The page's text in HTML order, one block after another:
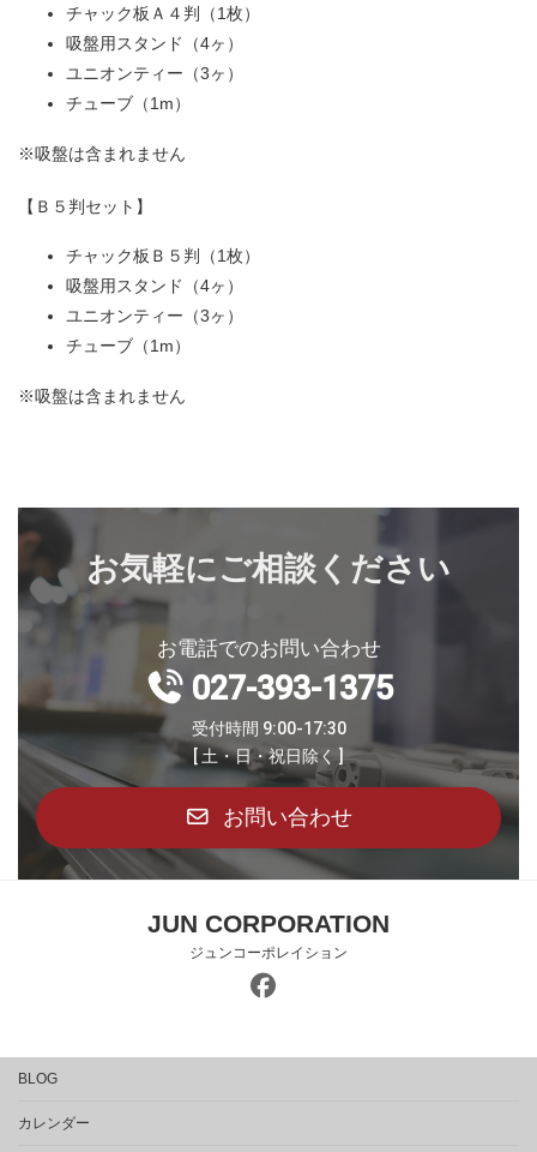
チャック板Ａ４判（1枚）
吸盤用スタンド（4ヶ）
ユニオンティー（3ヶ）
チューブ（1m）
※吸盤は含まれません
【Ｂ５判セット】
チャック板Ｂ５判（1枚）
吸盤用スタンド（4ヶ）
ユニオンティー（3ヶ）
チューブ（1m）
※吸盤は含まれません
お気軽にご相談ください
お電話でのお問い合わせ
027-393-1375
受付時間 9:00-17:30
[ 土・日・祝日除く ]
お問い合わせ
JUN CORPORATION
ジュンコーポレイション
BLOG
カレンダー